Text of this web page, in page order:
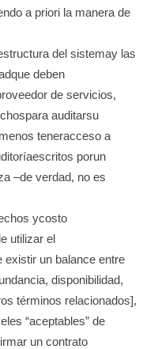
a priori la manera de
del sistemay las
deben
de servicios,
auditarsu
teneracceso a
porun
–de verdad, no es
ycosto
utilizar el
existir un balance entre
disponibilidad,
términos relacionados],
“aceptables” de
un contrato